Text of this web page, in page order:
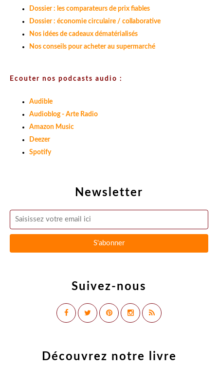
Newsletter
Suivez-nous
Dossier : les comparateurs de prix fiables
Dossier : économie circulaire / collaborative
Nos idées de cadeaux dématérialisés
Nos conseils pour acheter au supermarché
Ecouter nos podcasts audio :
Audible
Audioblog - Arte Radio
Amazon Music
Deezer
Spotify
Découvrez notre livre